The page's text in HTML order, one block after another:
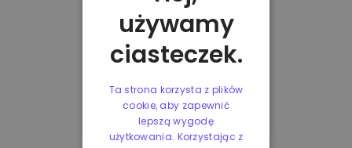
używamy
ciasteczek.
Ta strona korzysta z plików
cookie, aby zapewnić
lepszą wygodę
użytkowania. Korzystając z